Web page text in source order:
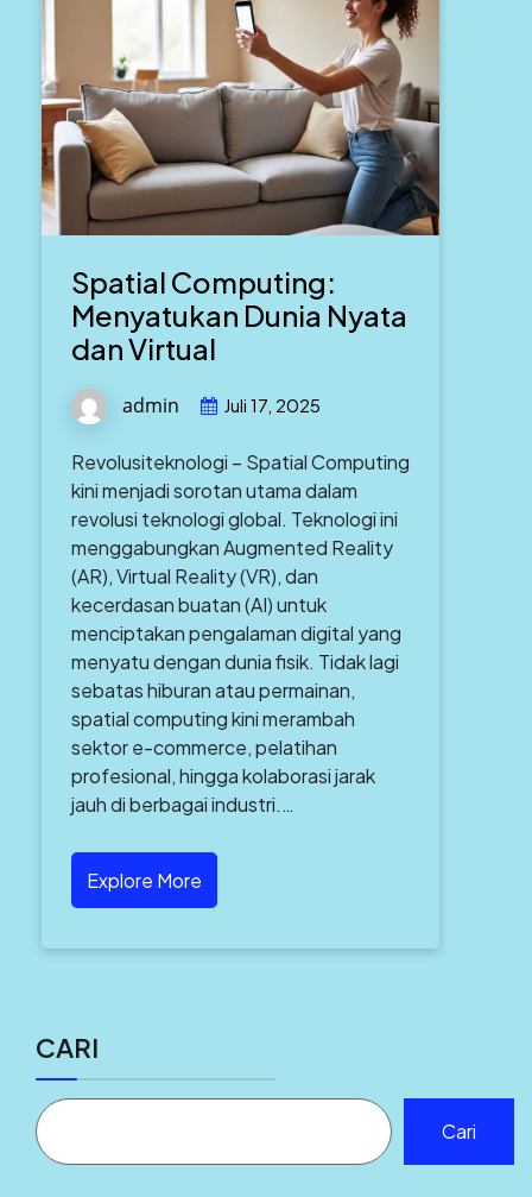
Spatial Computing:
Menyatukan Dunia Nyata
dan Virtual
admin Juli 17, 2025
Revolusiteknologi – Spatial Computing
kini menjadi sorotan utama dalam
revolusi teknologi global. Teknologi ini
menggabungkan Augmented Reality
(AR), Virtual Reality (VR), dan
kecerdasan buatan (AI) untuk
menciptakan pengalaman digital yang
menyatu dengan dunia fisik. Tidak lagi
sebatas hiburan atau permainan,
spatial computing kini merambah
sektor e-commerce, pelatihan
profesional, hingga kolaborasi jarak
jauh di berbagai industri.…
Explore More
CARI
Cari